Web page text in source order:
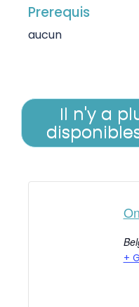
Prerequis
aucun
Il n'y a
+